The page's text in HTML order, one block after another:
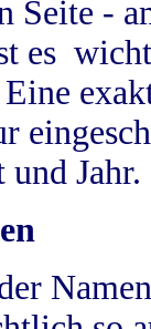
Seite -
es
Jahr.